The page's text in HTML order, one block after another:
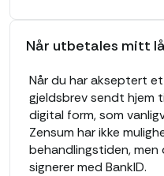
Når utbetales mitt
Når du har akseptert
gjeldsbrev sendt hjem
digital form, som
Zensum har ikke
behandlingstiden, men
signerer med BankID.